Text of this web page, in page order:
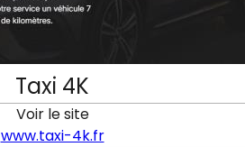
Taxi 4K
Voir le site
www.taxi-4k.fr